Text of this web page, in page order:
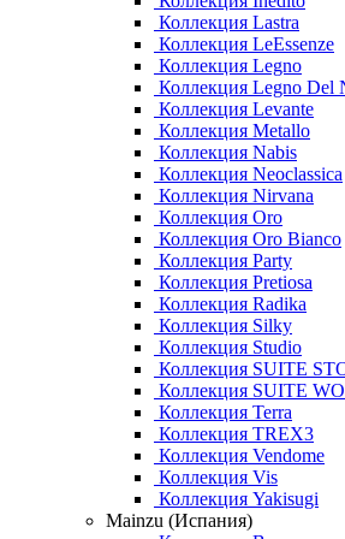
Коллекция Lastra
Коллекция LeEssenze
Коллекция Legno
Коллекция Legno Del
Коллекция Levante
Коллекция Metallo
Коллекция Nabis
Коллекция Neoclassica
Коллекция Nirvana
Коллекция Oro
Коллекция Oro Bianco
Коллекция Party
Коллекция Pretiosa
Коллекция Radika
Коллекция Silky
Коллекция Studio
Коллекция SUITE
Коллекция SUITE
Коллекция Terra
Коллекция TREX3
Коллекция Vendome
Коллекция Vis
Коллекция Yakisugi
Mainzu (Испания)